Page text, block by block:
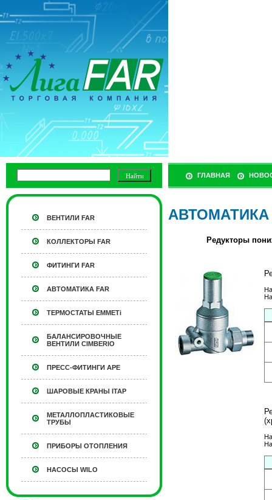
ГЛАВНАЯ
ВЕНТИЛИ FAR
КОЛЛЕКТОРЫ FAR
ФИТИНГИ FAR
АВТОМАТИКА FAR
ТЕРМОСТАТЫ EMMETi
БАЛАНСИРОВОЧНЫЕ
ВЕНТИЛИ CIMBERIO
ПРЕСС-ФИТИНГИ APE
ШАРОВЫЕ КРАНЫ ITAP
МЕТАЛЛОПЛАСТИКОВЫЕ
ТРУБЫ
ПРИБОРЫ ОТОПЛЕНИЯ
НАСОСЫ WILO
АВТОМАТИКА
Редукторы